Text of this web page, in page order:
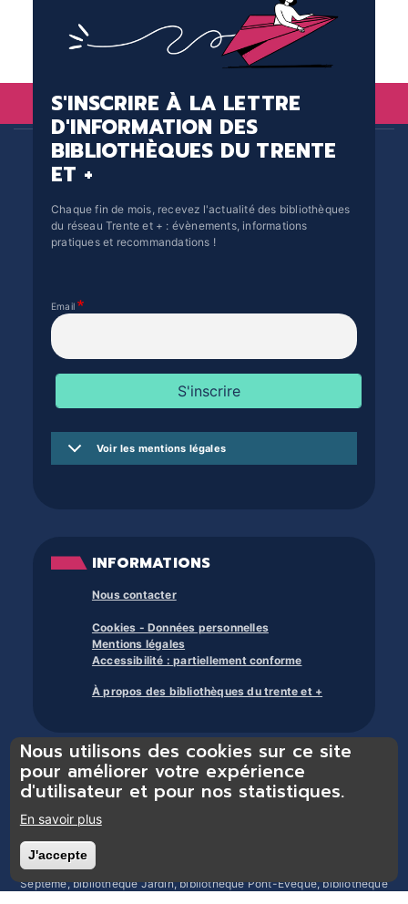
S'INSCRIRE À LA LETTRE
D'INFORMATION DES
BIBLIOTHÈQUES DU TRENTE
ET +
Chaque fin de mois, recevez l'actualité des bibliothèques
du réseau Trente et + : évènements, informations
pratiques et recommandations !
Email
Voir les mentions légales
INFORMATIONS
Nous contacter
Cookies - Données personnelles
Mentions légales
Accessibilité : partiellement conforme
À propos des bibliothèques du trente et +
Bibliothèques du réseau Trente et + : bibliothèque Chasse-sur-Rhône,
bibliothèque Chuzelles, bibliothèque Estrablin-Moidieu, bibliothèque
Eyzin-Pinet, bibliothèque Luzinay, bibliothèque Serpaize, bibliothèque
Septème, bibliothèque Jardin, bibliothèque Pont-Évêque, bibliothèque
Nous utilisons des cookies sur ce site
pour améliorer votre expérience
d'utilisateur et pour nos statistiques.
En savoir plus
J'accepte